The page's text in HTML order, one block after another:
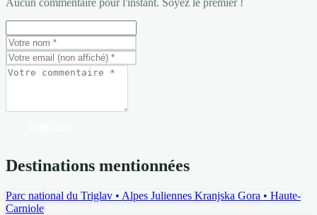
Aucun commentaire pour l'instant. Soyez le premier !
Destinations mentionnées
Parc national du Triglav • Alpes Juliennes Kranjska Gora • Haute-
Carniole